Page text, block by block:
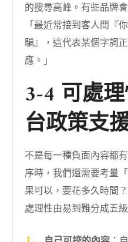
的搜尋高峰。有些品牌
「最近常接到客人問『
騙』，這代表某個字詞
應。」
3-4 可處
台政策支
不是每一種負面內容都
序時，我們還需要考量
果可以，要花多久時間
處理性由易到難分成五級